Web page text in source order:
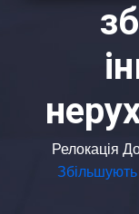
Релокація
Збільшують